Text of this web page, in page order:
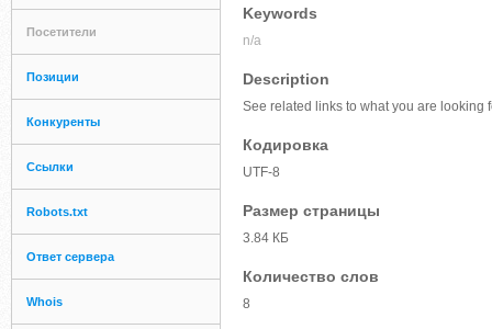
Посетители
Позиции
Конкуренты
Ссылки
Robots.txt
Ответ сервера
Whois
Keywords
n/a
Description
See related links to what you are looking
Кодировка
UTF-8
Размер страницы
3.84 КБ
Количество слов
8